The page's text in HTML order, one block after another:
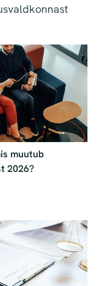
muutub
2026?